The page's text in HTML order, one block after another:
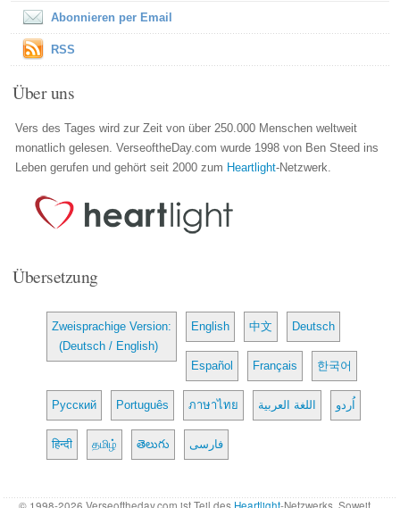
Abonnieren per Email
RSS
Über uns
Vers des Tages wird zur Zeit von über 250.000 Menschen weltweit
monatlich gelesen. VerseoftheDay.com wurde 1998 von Ben Steed ins
Leben gerufen und gehört seit 2000 zum Heartlight-Netzwerk.
Übersetzung
Zweisprachige Version:
(Deutsch / English)
English 中文 Deutsch
Español Français 한국어
Русский Português ภาษาไทย اللغة العربية اُردو
हिन्दी தமிழ் తెలుగు فارسی